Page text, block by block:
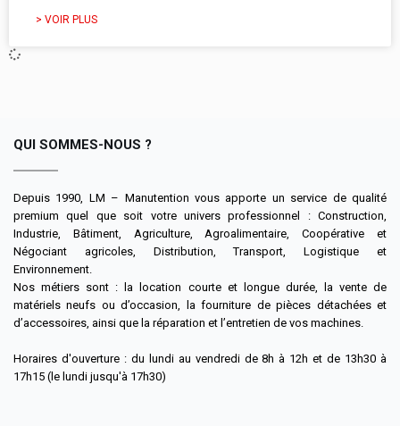
> VOIR PLUS
QUI SOMMES-NOUS ?
Depuis 1990, LM – Manutention vous apporte un service de qualité
premium quel que soit votre univers professionnel : Construction,
Industrie, Bâtiment, Agriculture, Agroalimentaire, Coopérative et
Négociant agricoles, Distribution, Transport, Logistique et
Environnement.
Nos métiers sont : la location courte et longue durée, la vente de
matériels neufs ou d’occasion, la fourniture de pièces détachées et
d’accessoires, ainsi que la réparation et l’entretien de vos machines.
Horaires d'ouverture : du lundi au vendredi de 8h à 12h et de 13h30 à
17h15 (le lundi jusqu'à 17h30)